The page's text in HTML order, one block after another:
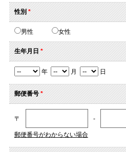
性別 *
男性 女性
生年月日 *
年 月 日
郵便番号*
〒 -
郵便番号がわからない場合